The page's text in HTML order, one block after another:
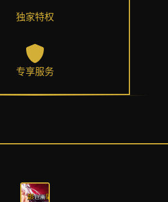
独家特权
专享服务